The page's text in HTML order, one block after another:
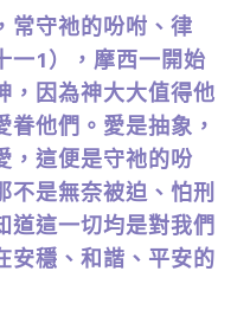
常守祂的吩咐、律
一1），摩西一開始
，因為神大大值得他
他們。愛是抽象，
，這便是守祂的吩
不是無奈被迫、怕刑
道這一切均是對我們
安穩、和諧、平安的